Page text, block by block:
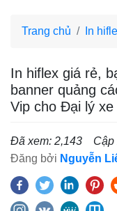
Trang chủ In
In hiflex giá rẻ,
banner quảng
Vip cho Đại lý xe
Đã xem: 2,143
Cập
Đăng bởi Nguyễn